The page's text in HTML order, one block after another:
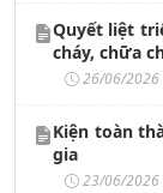
Quyết liệt
cháy, chữa
26/06/2026
Kiện toàn
gia
23/06/2026